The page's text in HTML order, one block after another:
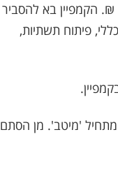
עמודי פרסום בעלויות דמיוניות בהערכה גסה של כ-70 אלף ₪. הקמפיין בא להסביר
פיתוח תשתיות,
'מיטב'. מן הסתם